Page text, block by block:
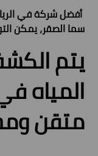
أفضل شركة في
سما الصقر، يمكن
يتم
المياه
متقن